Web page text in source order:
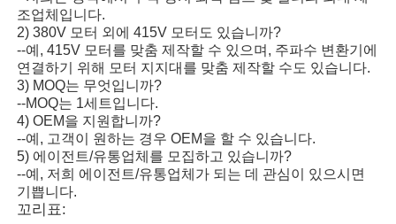
조업체입니다.
2) 380V 모터 외에 415V 모터도 있습니까?
--예, 415V 모터를 맞춤 제작할 수 있으며, 주파수 변환기에
연결하기 위해 모터 지지대를 맞춤 제작할 수도 있습니다.
3) MOQ는 무엇입니까?
--MOQ는 1세트입니다.
4) OEM을 지원합니까?
--예, 고객이 원하는 경우 OEM을 할 수 있습니다.
5) 에이전트/유통업체를 모집하고 있습니까?
--예, 저희 에이전트/유통업체가 되는 데 관심이 있으시면
기쁩니다.
꼬리표: